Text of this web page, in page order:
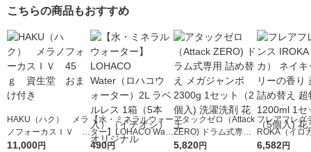
こちらの商品もおすすめ
HAKU（ハク） メラ
ノフォーカスＩＶ 4
5ｇ 資生堂 おまけ
11,000円
【水・ミネラルウォー
ター】LOHACO Wate
r（ロハコウォータ
490円
アタックゼロ（Attack
ZERO) ドラム式専用
詰め替え メガジャン
5,820円
フレアフレグ
ROKA（イロ
イキッドリリ
6,582円